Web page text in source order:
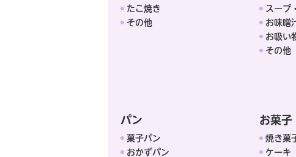
たこ焼き
その他
スープ
お味噌
お吸い
その他
パン
菓子パン
おかずパン
お菓子
焼き菓
ケーキ